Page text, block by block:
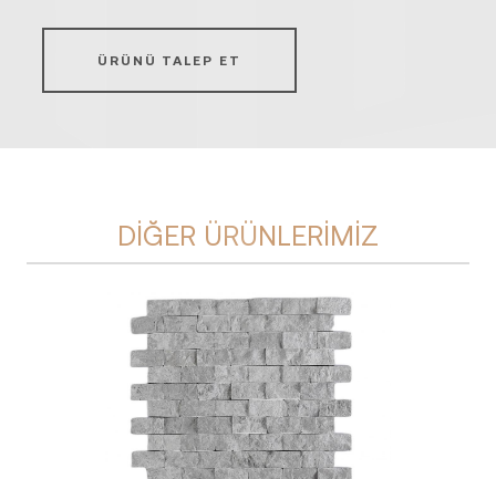
ÜRÜNÜ TALEP ET
DIĞER ÜRÜNLERIMIZ